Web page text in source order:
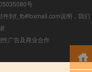
号
到f_fb#foxmail.com说明，我们
广告及商业合作